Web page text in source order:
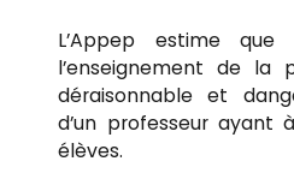
L’Appep estime
l’enseignement de la
déraisonnable et
d’un professeur ayant
élèves.